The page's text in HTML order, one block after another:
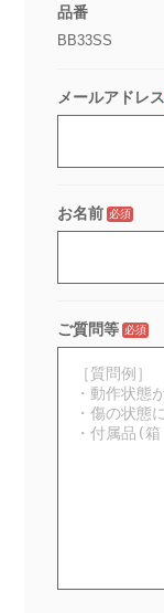
品番
BB33SS
メールアドレス
お名前 必須
ご質問等 必須